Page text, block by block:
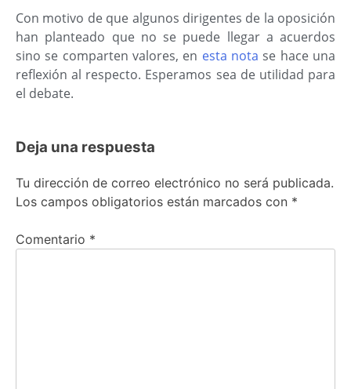
Con motivo de que algunos dirigentes de la oposición
han planteado que no se puede llegar a acuerdos
sino se comparten valores, en esta nota se hace una
reflexión al respecto. Esperamos sea de utilidad para
el debate.
Deja una respuesta
Tu dirección de correo electrónico no será publicada.
Los campos obligatorios están marcados con *
Comentario *